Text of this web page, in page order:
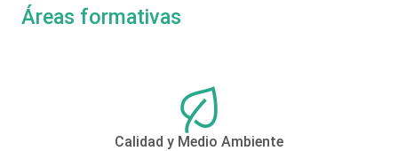
Áreas formativas
Calidad y Medio Ambiente